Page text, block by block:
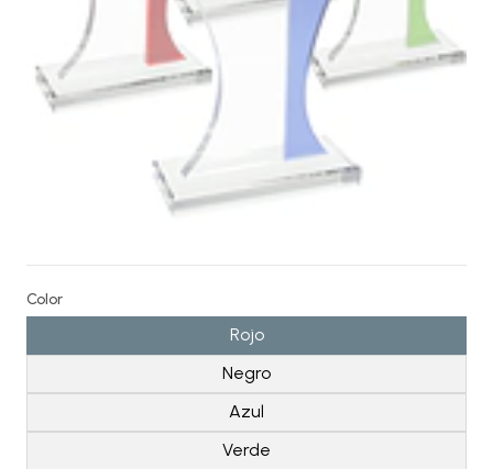
Color
Rojo
Negro
Azul
Verde